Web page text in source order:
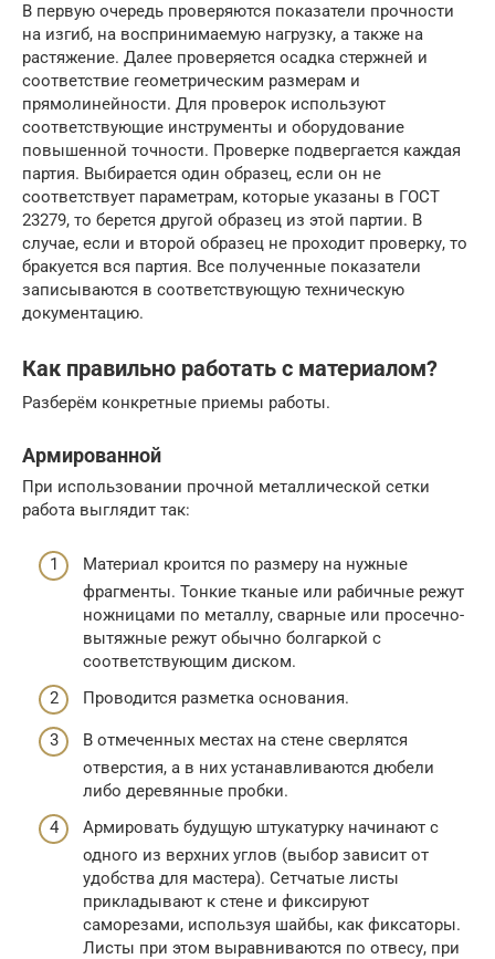
В первую очередь проверяются показатели прочности
на изгиб, на воспринимаемую нагрузку, а также на
растяжение. Далее проверяется осадка стержней и
соответствие геометрическим размерам и
прямолинейности. Для проверок используют
соответствующие инструменты и оборудование
повышенной точности. Проверке подвергается каждая
партия. Выбирается один образец, если он не
соответствует параметрам, которые указаны в ГОСТ
23279, то берется другой образец из этой партии. В
случае, если и второй образец не проходит проверку, то
бракуется вся партия. Все полученные показатели
записываются в соответствующую техническую
документацию.
Как правильно работать с материалом?
Разберём конкретные приемы работы.
Армированной
При использовании прочной металлической сетки
работа выглядит так:
Материал кроится по размеру на нужные
фрагменты. Тонкие тканые или рабичные режут
ножницами по металлу, сварные или просечно-
вытяжные режут обычно болгаркой с
соответствующим диском.
Проводится разметка основания.
В отмеченных местах на стене сверлятся
отверстия, а в них устанавливаются дюбели
либо деревянные пробки.
Армировать будущую штукатурку начинают с
одного из верхних углов (выбор зависит от
удобства для мастера). Сетчатые листы
прикладывают к стене и фиксируют
саморезами, используя шайбы, как фиксаторы.
Листы при этом выравниваются по отвесу, при